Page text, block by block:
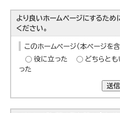
より良いホームページにするため
ください。
このホームページ（本ページを
役に立った
どちらと
った
送信